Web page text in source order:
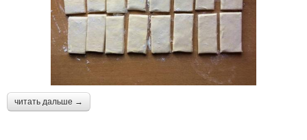
читать дальше →